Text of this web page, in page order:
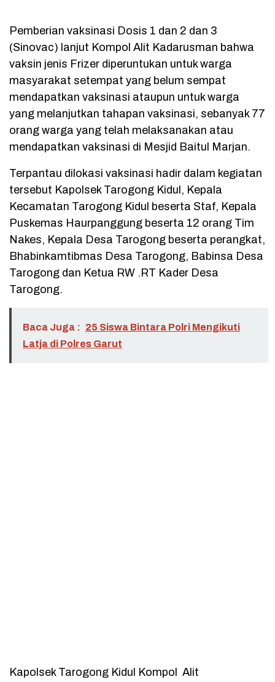
Pemberian vaksinasi Dosis 1 dan 2 dan 3
(Sinovac) lanjut Kompol Alit Kadarusman bahwa
vaksin jenis Frizer diperuntukan untuk warga
masyarakat setempat yang belum sempat
mendapatkan vaksinasi ataupun untuk warga
yang melanjutkan tahapan vaksinasi, sebanyak 77
orang warga yang telah melaksanakan atau
mendapatkan vaksinasi di Mesjid Baitul Marjan.
Terpantau dilokasi vaksinasi hadir dalam kegiatan
tersebut Kapolsek Tarogong Kidul, Kepala
Kecamatan Tarogong Kidul beserta Staf, Kepala
Puskemas Haurpanggung beserta 12 orang Tim
Nakes, Kepala Desa Tarogong beserta perangkat,
Bhabinkamtibmas Desa Tarogong, Babinsa Desa
Tarogong dan Ketua RW .RT Kader Desa
Tarogong.
Baca Juga : 25 Siswa Bintara Polri Mengikuti
Latja di Polres Garut
Kapolsek Tarogong Kidul Kompol Alit